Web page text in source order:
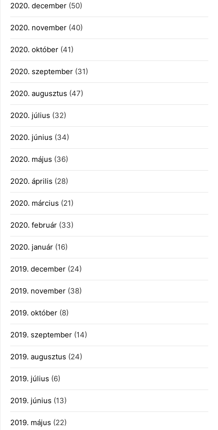
2020. december (50)
2020. november (40)
2020. október (41)
2020. szeptember (31)
2020. augusztus (47)
2020. július (32)
2020. június (34)
2020. május (36)
2020. április (28)
2020. március (21)
2020. február (33)
2020. január (16)
2019. december (24)
2019. november (38)
2019. október (8)
2019. szeptember (14)
2019. augusztus (24)
2019. július (6)
2019. június (13)
2019. május (22)